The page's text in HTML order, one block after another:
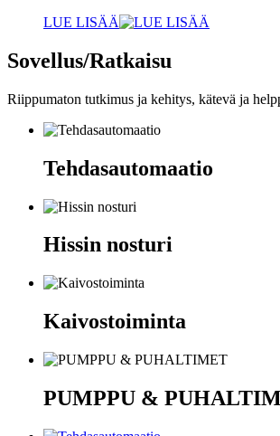
LUE LISÄÄ
Sovellus/Ratkaisu
Riippumaton tutkimus ja kehitys, kätevä ja
Tehdasautomaatio
Hissin nosturi
Kaivostoiminta
PUMPPU &